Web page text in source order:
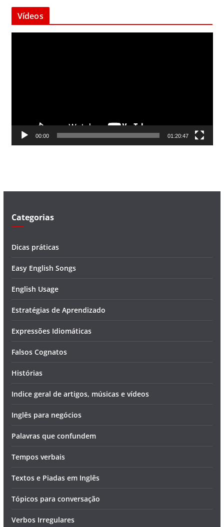
Vídeos
d
00:00 01:20:47
Categorias
Dicas práticas
Easy English Songs
English Usage
Estratégias de Aprendizado
Expressões Idiomáticas
Falsos Cognatos
Histórias
Indice geral de artigos, músicas e vídeos
Inglês para negócios
Palavras que confundem
Tempos verbais
Textos e Piadas em Inglês
Tópicos para conversação
Verbos Irregulares